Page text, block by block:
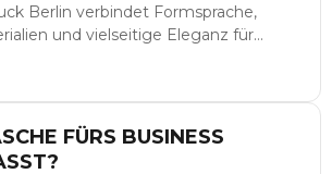
Berlin verbindet Formsprache,
und vielseitige Eleganz für
FÜRS BUSINESS